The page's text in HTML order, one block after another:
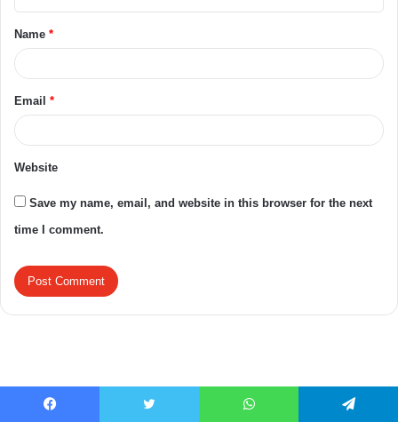
Name *
Email *
Website
Save my name, email, and website in this browser for the next
time I comment.